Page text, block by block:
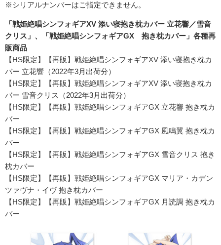
※シリアルナンバーはご指定できません。
「戦姫絶唱シンフォギアXV 添い寝抱き枕カバー 立花響／雪音
クリス」、「戦姫絶唱シンフォギアGX 抱き枕カバー」各種再
販商品
【HS限定】【再販】戦姫絶唱シンフォギアXV 添い寝抱き枕カ
バー 立花響（2022年3月出荷分）
【HS限定】【再販】戦姫絶唱シンフォギアXV 添い寝抱き枕カ
バー 雪音クリス（2022年3月出荷分）
【HS限定】【再販】戦姫絶唱シンフォギアGX 立花響 抱き枕カ
バー
【HS限定】【再販】戦姫絶唱シンフォギアGX 風鳴翼 抱き枕カ
バー
【HS限定】【再販】戦姫絶唱シンフォギアGX 雪音クリス 抱き
枕カバー
【HS限定】【再販】戦姫絶唱シンフォギアGX マリア・カデン
ツァヴナ・イヴ 抱き枕カバー
【HS限定】【再販】戦姫絶唱シンフォギアGX 月読調 抱き枕カ
バー